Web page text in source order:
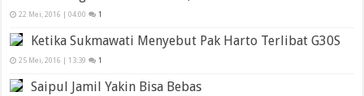
22 Mei, 2016 | 04:00 1
Ketika Sukmawati Menyebut Pak Harto Terlibat G30S
25 Mei, 2016 | 13:39 1
Saipul Jamil Yakin Bisa Bebas